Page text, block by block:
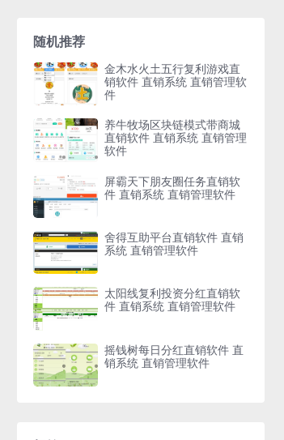
随机推荐
金木水火土五行复利游戏直
销软件 直销系统 直销管理软
件
养牛牧场区块链模式带商城
直销软件 直销系统 直销管理
软件
屏霸天下朋友圈任务直销软
件 直销系统 直销管理软件
舍得互助平台直销软件 直销
系统 直销管理软件
太阳线复利投资分红直销软
件 直销系统 直销管理软件
摇钱树每日分红直销软件 直
销系统 直销管理软件